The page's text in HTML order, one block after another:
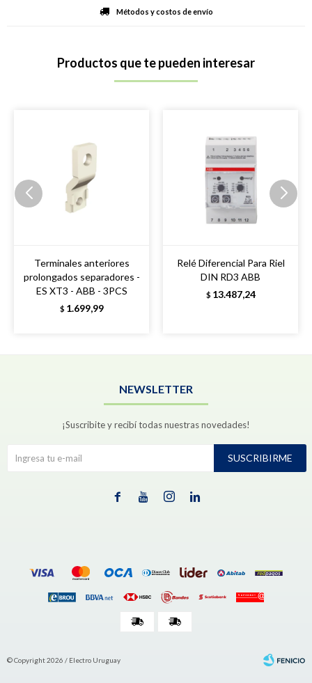
Métodos y costos de envío
Productos que te pueden interesar
Terminales anteriores
prolongados separadores -
ES XT3 - ABB - 3PCS
$ 1.699,99
Relé Diferencial Para Riel
DIN RD3 ABB
$ 13.487,24
NEWSLETTER
¡Suscribite y recibí todas nuestras novedades!
SUSCRIBIRME
   
© Copyright 2026 / Electro Uruguay